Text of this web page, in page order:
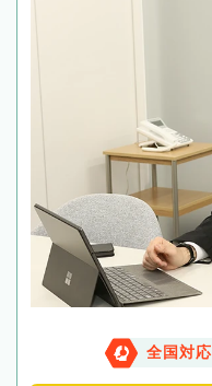
全国対応